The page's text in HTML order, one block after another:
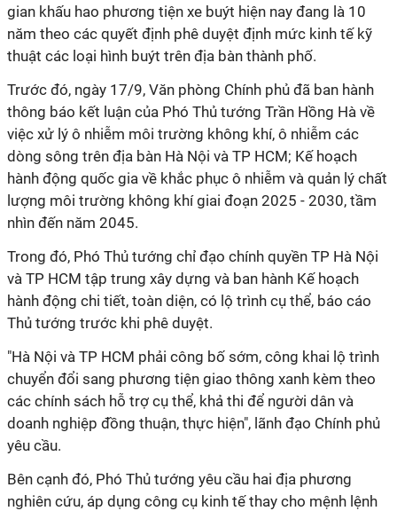
gian khấu hao phương tiện xe buýt hiện nay đang là 10
năm theo các quyết định phê duyệt định mức kinh tế kỹ
thuật các loại hình buýt trên địa bàn thành phố.
Trước đó, ngày 17/9, Văn phòng Chính phủ đã ban hành
thông báo kết luận của Phó Thủ tướng Trần Hồng Hà về
việc xử lý ô nhiễm môi trường không khí, ô nhiễm các
dòng sông trên địa bàn Hà Nội và TP HCM; Kế hoạch
hành động quốc gia về khắc phục ô nhiễm và quản lý chất
lượng môi trường không khí giai đoạn 2025 - 2030, tầm
nhìn đến năm 2045.
Trong đó, Phó Thủ tướng chỉ đạo chính quyền TP Hà Nội
và TP HCM tập trung xây dựng và ban hành Kế hoạch
hành động chi tiết, toàn diện, có lộ trình cụ thể, báo cáo
Thủ tướng trước khi phê duyệt.
"Hà Nội và TP HCM phải công bố sớm, công khai lộ trình
chuyển đổi sang phương tiện giao thông xanh kèm theo
các chính sách hỗ trợ cụ thể, khả thi để người dân và
doanh nghiệp đồng thuận, thực hiện", lãnh đạo Chính phủ
yêu cầu.
Bên cạnh đó, Phó Thủ tướng yêu cầu hai địa phương
nghiên cứu, áp dụng công cụ kinh tế thay cho mệnh lệnh